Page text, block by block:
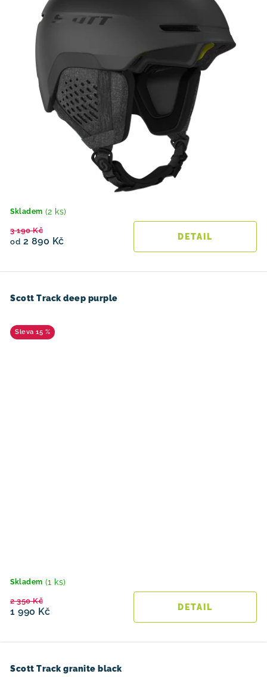
Skladem (2 ks)
od 2 890 Kč
3 190 Kč
Scott Track deep purple
15 %
Skladem (1 ks)
1 990 Kč
2 350 Kč
Scott Track granite black